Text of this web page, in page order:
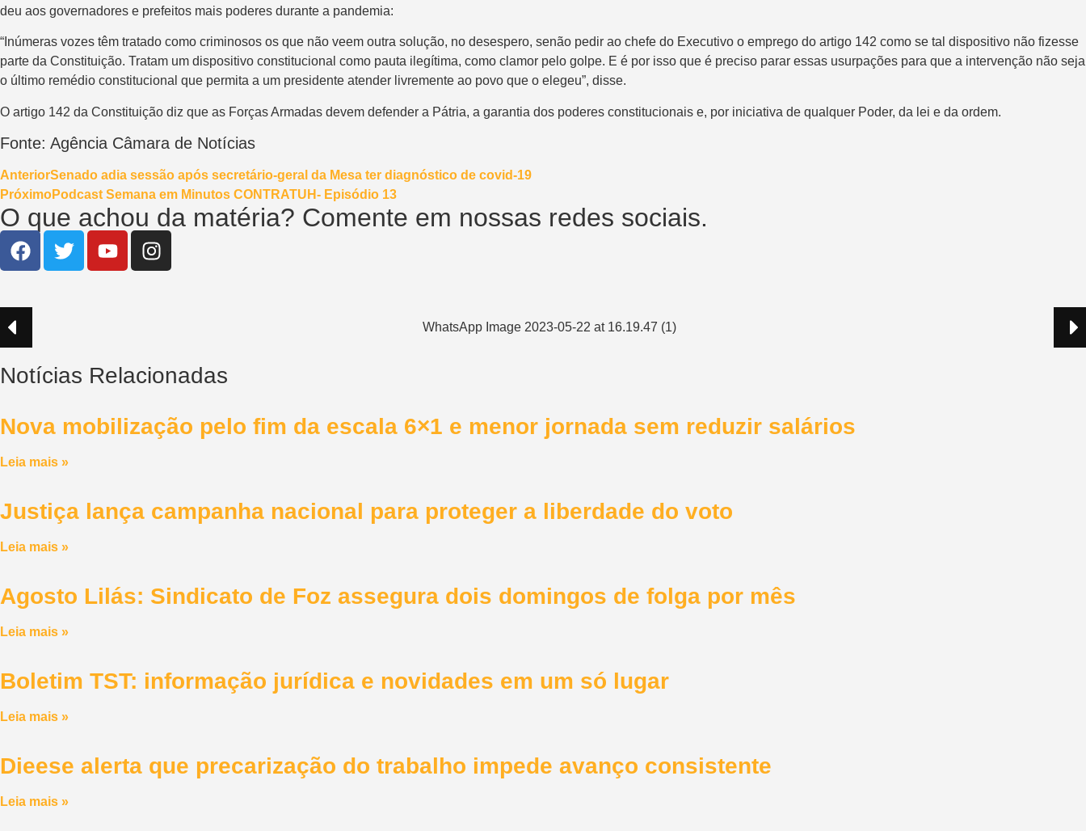
deu aos governadores e prefeitos mais poderes durante a pandemia:
“Inúmeras vozes têm tratado como criminosos os que não veem outra solução, no desespero, senão pedir ao chefe do Executivo o emprego do artigo 142 como se tal dispositivo não fizesse
parte da Constituição. Tratam um dispositivo constitucional como pauta ilegítima, como clamor pelo golpe. E é por isso que é preciso parar essas usurpações para que a intervenção não seja
o último remédio constitucional que permita a um presidente atender livremente ao povo que o elegeu”, disse.
O artigo 142 da Constituição diz que as Forças Armadas devem defender a Pátria, a garantia dos poderes constitucionais e, por iniciativa de qualquer Poder, da lei e da ordem.
Fonte: Agência Câmara de Notícias
AnteriorSenado adia sessão após secretário-geral da Mesa ter diagnóstico de covid-19
PróximoPodcast Semana em Minutos CONTRATUH- Episódio 13
O que achou da matéria? Comente em nossas redes sociais.
Notícias Relacionadas
Nova mobilização pelo fim da escala 6×1 e menor jornada sem reduzir salários
Leia mais »
Justiça lança campanha nacional para proteger a liberdade do voto
Leia mais »
Agosto Lilás: Sindicato de Foz assegura dois domingos de folga por mês
Leia mais »
Boletim TST: informação jurídica e novidades em um só lugar
Leia mais »
Dieese alerta que precarização do trabalho impede avanço consistente
Leia mais »